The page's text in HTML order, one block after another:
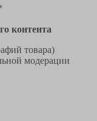
контента
товара)
модерации